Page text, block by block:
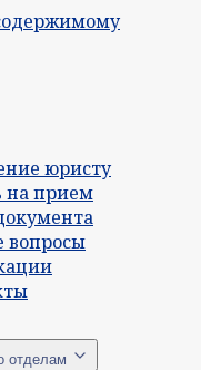
юристу
на прием
вопросы
отделам